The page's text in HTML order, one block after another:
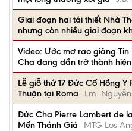
Giai đoạn hai tái thiết Nhà
nhưng còn nhiều giai đoạn
Video: Ước mơ rao giảng
Cha đang dần trở thành
Lễ giỗ thứ 17 Đức Cố Hồng
Thuận tại Roma
Lm.
Đức Cha Pierre Lambert de
Mến Thánh Giá
MTG Los